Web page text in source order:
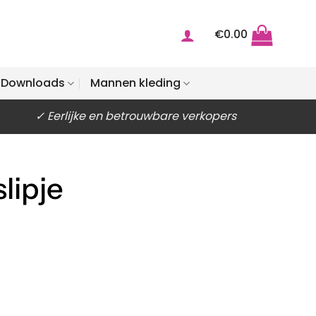
€0.00
Downloads Mannen kleding
✓ Eerlijke en betrouwbare verkopers